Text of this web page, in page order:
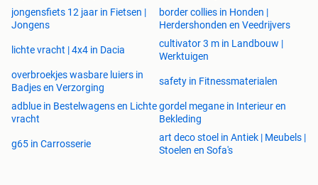
jongensfiets 12 jaar in Fietsen |
Jongens
border collies in Honden |
Herdershonden en Veedrijvers
lichte vracht | 4x4 in Dacia
cultivator 3 m in Landbouw |
Werktuigen
overbroekjes wasbare luiers in
Badjes en Verzorging
safety in Fitnessmaterialen
adblue in Bestelwagens en Lichte
vracht
gordel megane in Interieur en
Bekleding
g65 in Carrosserie
art deco stoel in Antiek | Meubels |
Stoelen en Sofa's